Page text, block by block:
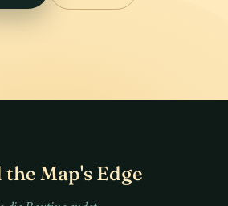
the Map's Edge